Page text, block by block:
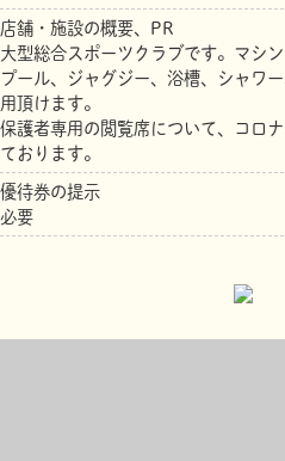
店舗・施設の概要、PR
大型総合スポーツクラブです。マシ
プール、ジャグジー、浴槽、シャワ
用頂けます。
保護者専用の閲覧席について、コロ
ております。
優待券の提示
必要